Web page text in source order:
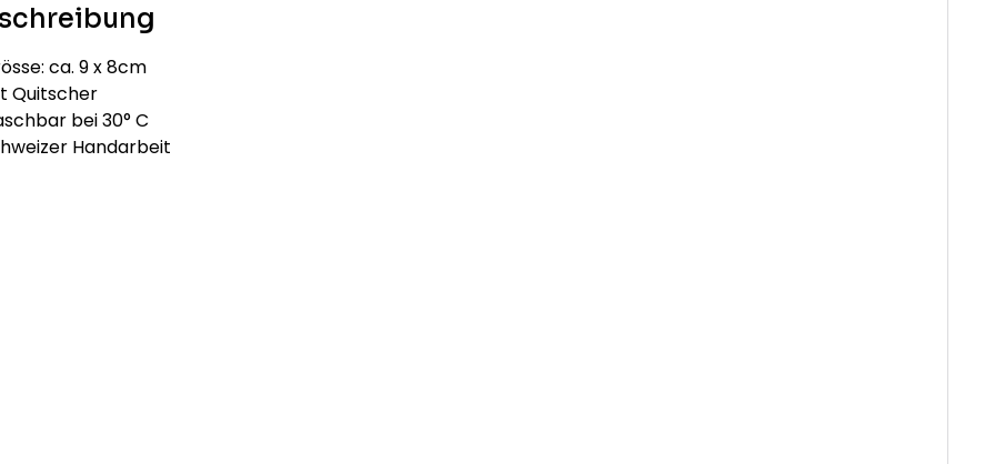
ca. 9 x 8cm
Quitscher
bei 30° C
Handarbeit